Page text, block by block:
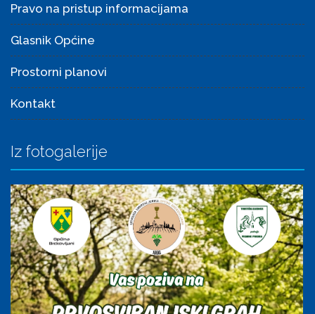
Pravo na pristup informacijama
Glasnik Općine
Prostorni planovi
Kontakt
Iz fotogalerije